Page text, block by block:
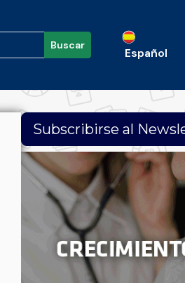
Buscar
Español
Subscribirse al